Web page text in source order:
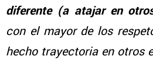
diferente (a atajar en
con el mayor de los
hecho trayectoria en otros